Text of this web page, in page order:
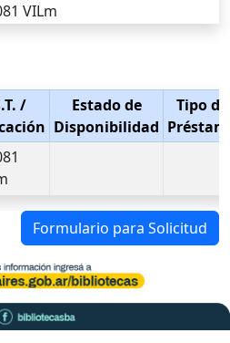
VILm
/
Estado de
Disponibilidad
Tipo de
Formulario para Solicitud